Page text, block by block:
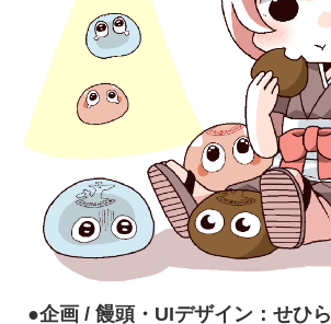
●企画 / 饅頭・UIデザイン：せひら